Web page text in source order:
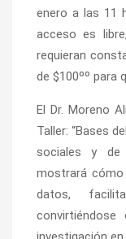
enero a las 11
acceso es
requieran
de $100ºº para
El Dr. Moreno
Taller: “Bases
sociales y de
mostrará
datos,